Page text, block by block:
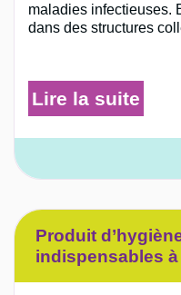
maladies infectieuses.
dans des structures
Lire la suite
Produit
indispensables